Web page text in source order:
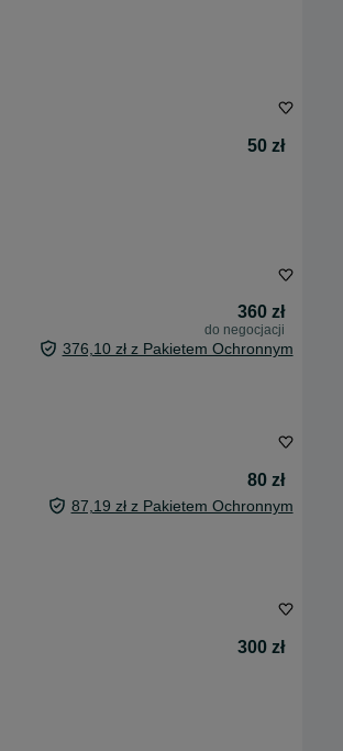
50 zł
360 zł
do negocjacji
376,10 zł z Pakietem Ochronnym
80 zł
87,19 zł z Pakietem Ochronnym
300 zł